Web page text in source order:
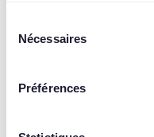
Nécessaires
Préférences